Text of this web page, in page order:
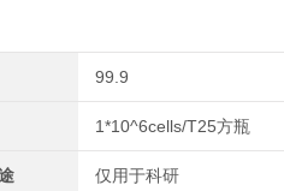
99.9
1*10^6cells/T25方瓶
仅用于科研